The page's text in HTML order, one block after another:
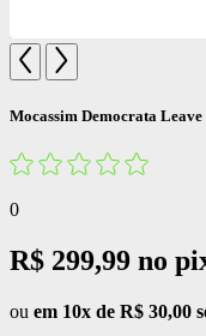
Mocassim Democrata
0
R$ 299,99 no
ou em 10x de R$ 30,00